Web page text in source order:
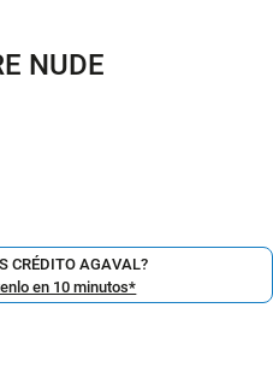
NUDE
CRÉDITO AGAVAL?
en 10 minutos*